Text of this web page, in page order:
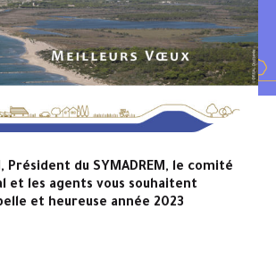
Président du SYMADREM, le comité
et les agents vous souhaitent
et heureuse année 2023